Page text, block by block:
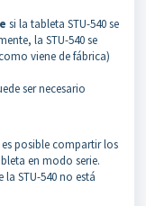
si la tableta STU-540 se
la STU-540 se
viene de fábrica)
ser necesario
posible compartir los
en modo serie.
STU-540 no está